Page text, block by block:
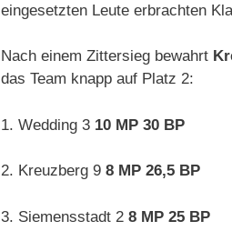
eingesetzten Leute erbrachten
Nach einem Zittersieg bewahrt
das Team knapp auf Platz 2:
1. Wedding 3 10 MP 30 BP
2. Kreuzberg 9 8 MP 26,5 BP
3. Siemensstadt 2 8 MP 25 BP